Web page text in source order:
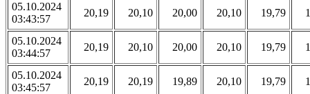
05.10.2024
03:43:57
20,19 20,10 20,00 20,10 19,79
05.10.2024
03:44:57
20,19 20,10 20,00 20,10 19,79
05.10.2024
03:45:57
20,19 20,19 19,89 20,10 19,79